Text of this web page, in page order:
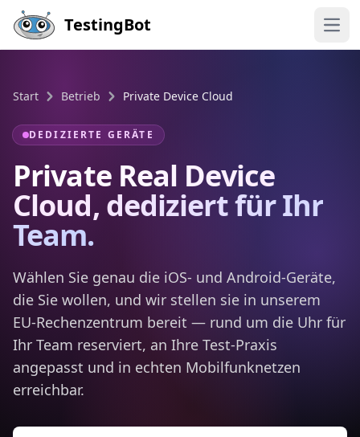
Skip to main content
TestingBot
Start Betrieb Private Device Cloud
DEDIZIERTE GERÄTE
Private Real Device
Cloud, dediziert für Ihr
Team.
Wählen Sie genau die iOS- und Android-Geräte,
die Sie wollen, und wir stellen sie in unserem
EU-Rechenzentrum bereit — rund um die Uhr für
Ihr Team reserviert, an Ihre Test-Praxis
angepasst und in echten Mobilfunknetzen
erreichbar.